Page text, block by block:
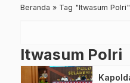
Beranda » Tag "Itwasum Polri"
Itwasum Polri